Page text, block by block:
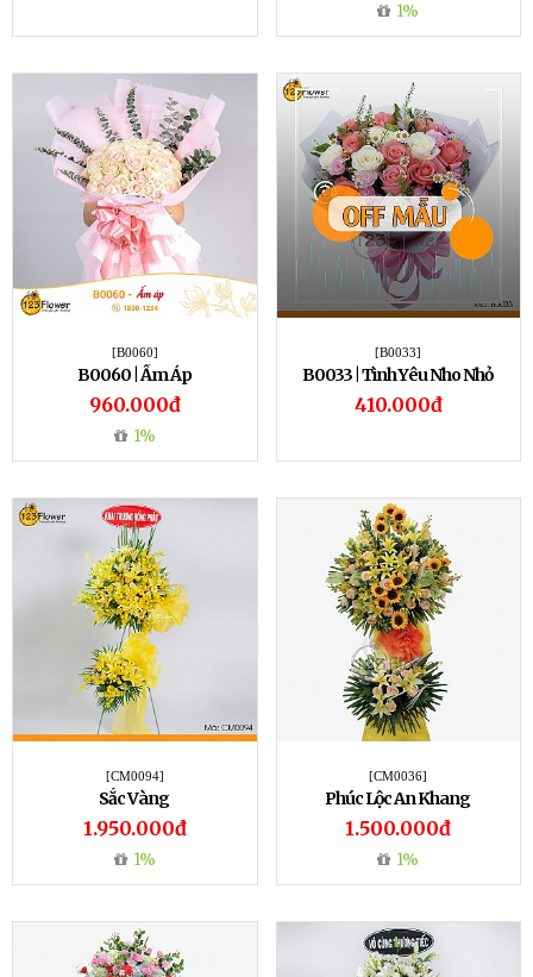
1%
[B0060]
B0060 | Ấm Áp
960.000đ
1%
[B0033]
B0033 | Tình Yêu Nho Nhỏ
410.000đ
[CM0094]
Sắc Vàng
1.950.000đ
1%
[CM0036]
Phúc Lộc An Khang
1.500.000đ
1%